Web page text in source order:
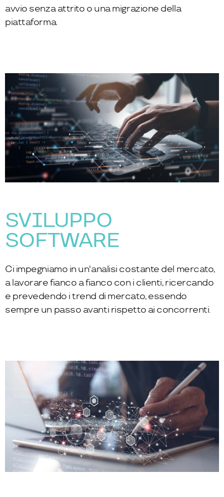
avvio senza attrito o una migrazione della
piattaforma.
SVILUPPO
SOFTWARE
Ci impegniamo in un'analisi costante del mercato,
a lavorare fianco a fianco con i clienti, ricercando
e prevedendo i trend di mercato, essendo
sempre un passo avanti rispetto ai concorrenti.